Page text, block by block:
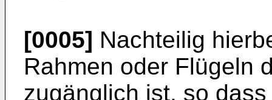
[0005] Nachteilig
Rahmen oder Flügeln
zugänglich ist, so